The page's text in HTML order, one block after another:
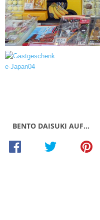
BENTO DAISUKI AUF…